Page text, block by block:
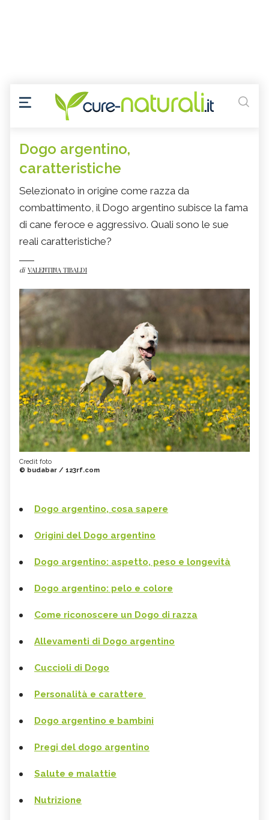
Dogo argentino,
caratteristiche
Selezionato in origine come razza da
combattimento, il Dogo argentino subisce la fama
di cane feroce e aggressivo. Quali sono le sue
reali caratteristiche?
di VALENTINA TIBALDI
Credit foto
© budabar / 123rf.com
Dogo argentino, cosa sapere
Origini del Dogo argentino
Dogo argentino: aspetto, peso e longevità
Dogo argentino: pelo e colore
Come riconoscere un Dogo di razza
Allevamenti di Dogo argentino
Cuccioli di Dogo
Personalità e carattere
Dogo argentino e bambini
Pregi del dogo argentino
Salute e malattie
Nutrizione